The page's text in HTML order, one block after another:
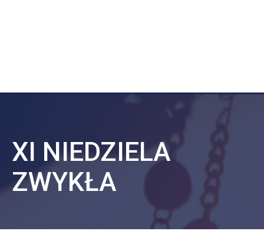
XI NIEDZIELA
ZWYKŁA